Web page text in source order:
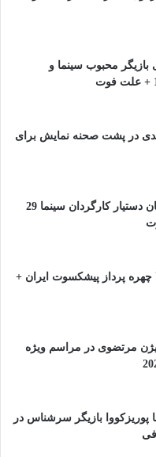
محبوب سینما و
در پشت صحنه نمایش برای
درگذشت رضا امینیان دستیار کارگردان سینما 29
پرداز پیشکسوت ایران +
مرتضوی در مراسم ویژه
پوریزکووا بازیگر سرشناس در